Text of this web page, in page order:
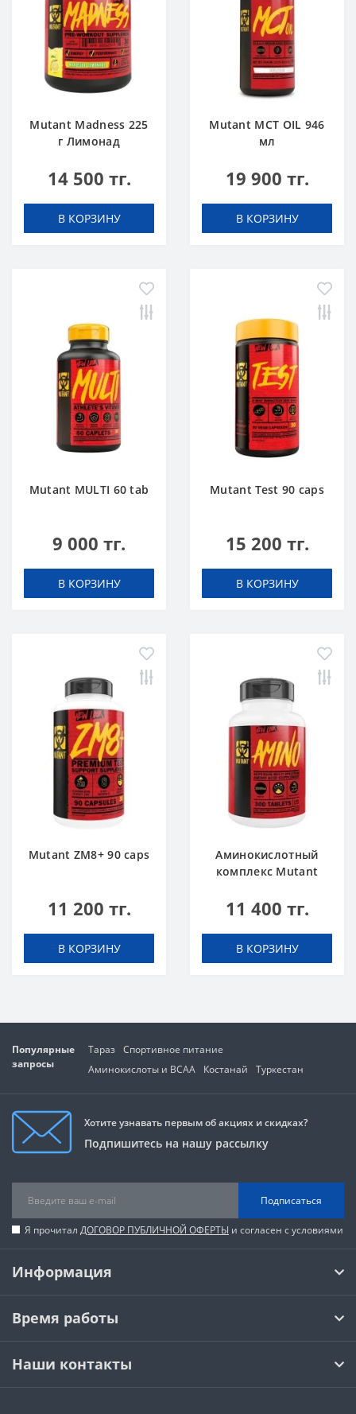
Mutant Madness 225
г Лимонад
14 500 тг.
В КОРЗИНУ
Mutant MCT OIL 946
мл
19 900 тг.
В КОРЗИНУ
Mutant MULTI 60 tab
9 000 тг.
В КОРЗИНУ
Mutant Test 90 caps
15 200 тг.
В КОРЗИНУ
Mutant ZM8+ 90 caps
11 200 тг.
В КОРЗИНУ
Аминокислотный
комплекс Mutant
11 400 тг.
В КОРЗИНУ
Популярные
запросы
Тараз
Спортивное питание
Аминокислоты и BCAA
Костанай Туркестан
Хотите узнавать первым об акциях и скидках?
Подпишитесь на нашу рассылку
Подписаться
Я прочитал ДОГОВОР ПУБЛИЧНОЙ ОФЕРТЫ и согласен с условиями
Информация
Время работы
Наши контакты